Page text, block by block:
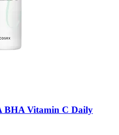
BHA Vitamin C Daily